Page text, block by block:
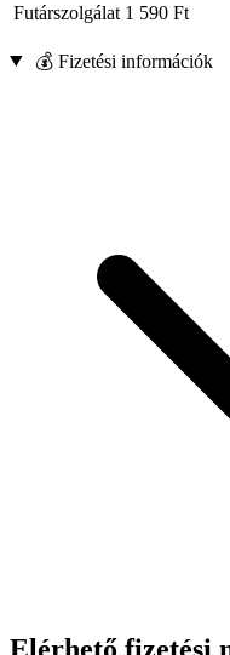
Futárszolgálat 1 590 Ft
💰 Fizetési információk
Elérhető fizetési